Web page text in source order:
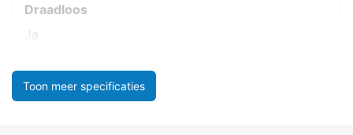
Draadloos
Ja
Toon meer specificaties